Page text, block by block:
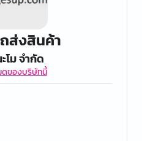
ส่งสินค้า
โม จำกัด
ของบริษัทนี้